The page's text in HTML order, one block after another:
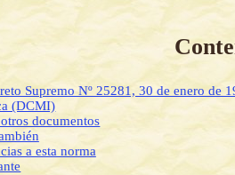
Supremo Nº 25281, 30 de enero de
(DCMI)
documentos
a esta norma